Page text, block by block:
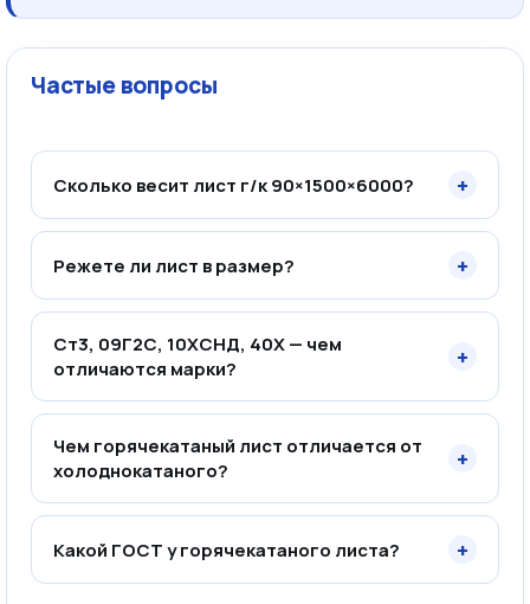
Частые вопросы
Сколько весит лист г/к 90×1500×6000? +
Режете ли лист в размер? +
Ст3, 09Г2С, 10ХСНД, 40Х — чем
отличаются марки?
+
Чем горячекатаный лист отличается от
холоднокатаного?
+
Какой ГОСТ у горячекатаного листа? +